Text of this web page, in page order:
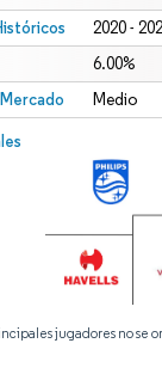
2020 -
6.00%
Medio
jugadores no se